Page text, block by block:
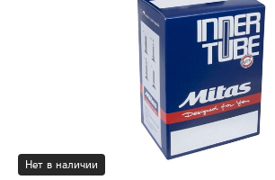
Нет в наличии